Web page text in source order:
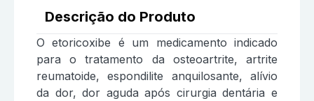
Descrição do Produto
O etoricoxibe é um medicamento indicado
para o tratamento da osteoartrite, artrite
reumatoide, espondilite anquilosante, alívio
da dor, dor aguda após cirurgia dentária e